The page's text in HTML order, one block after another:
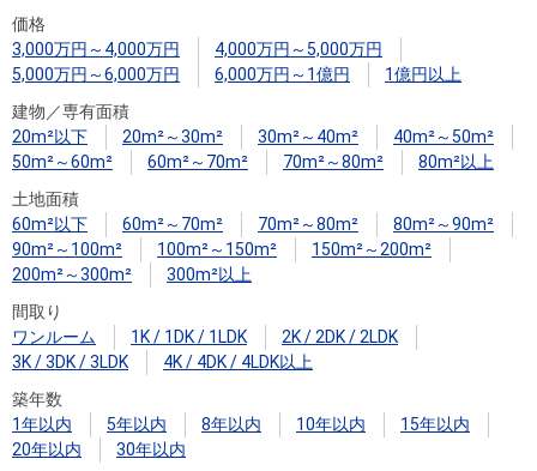
価格
3,000万円～4,000万円
4,000万円～5,000万円
5,000万円～6,000万円
6,000万円～1億円
1億円以上
建物／専有面積
20m²以下
20m²～30m² 30m²～40m²
40m²～50m²
50m²～60m²
60m²～70m² 70m²～80m²
80m²以上
土地面積
60m²以下
60m²～70m² 70m²～80m²
80m²～90m²
90m²～100m²
100m²～150m²
150m²～200m²
200m²～300m²
300m²以上
間取り
ワンルーム
1K / 1DK / 1LDK
2K / 2DK / 2LDK
3K / 3DK / 3LDK
4K / 4DK / 4LDK以上
築年数
1年以内
5年以内 8年以内 10年以内
15年以内
20年以内
30年以内